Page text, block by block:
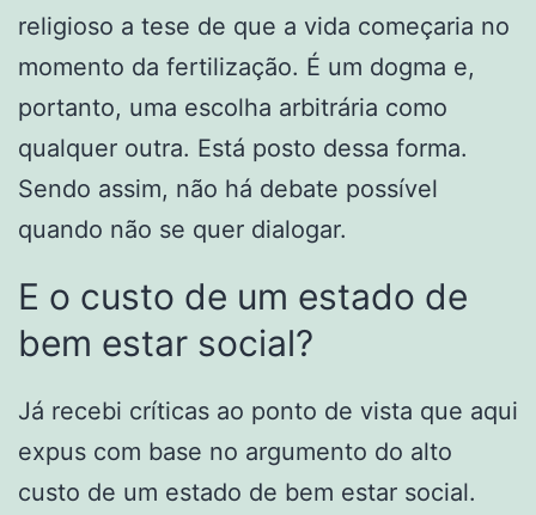
religioso a tese de que a vida começaria no
momento da fertilização. É um dogma e,
portanto, uma escolha arbitrária como
qualquer outra. Está posto dessa forma.
Sendo assim, não há debate possível
quando não se quer dialogar.
E o custo de um estado de
bem estar social?
Já recebi críticas ao ponto de vista que aqui
expus com base no argumento do alto
custo de um estado de bem estar social.